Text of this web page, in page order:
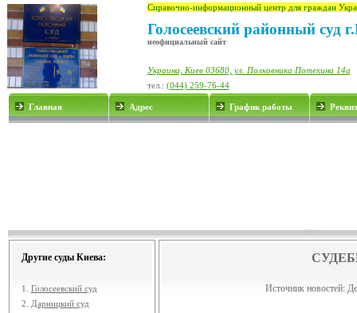
Справочно-информационный центр для граждан
Голосеевский районный суд
неофициальный сайт
Украина, Киев 03680, ул. Полковника Потехина 14а
тел.: (044) 259-76-44
Главная Адрес График работы
Другие суды Киева:
1. Голосеевский суд
2.
Дарницкий суд
Источник новостей: